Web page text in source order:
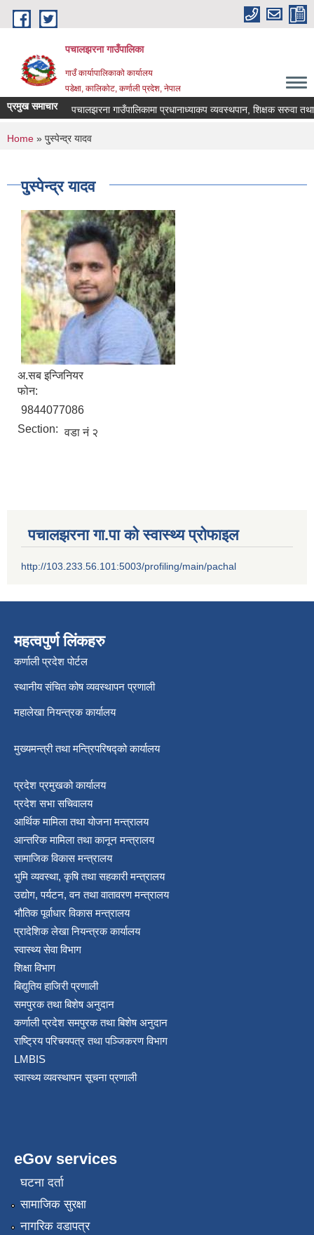
Skip to main content
पचालझरना गाउँपालिका
गाउँ कार्यापालिकाको कार्यालय
पडेक्षा, कालिकोट, कर्णाली प्रदेश, नेपाल
प्रमुख समाचार पचालझरना गाउँपालिकामा प्रधानाध्याकप व्यवस्थपान, शिक्षक सरुवा तथा
You are here
Home » पु्स्पेन्द्र यादव
पु्स्पेन्द्र यादव
अ.सब इन्जिनियर
फोन:
9844077086
Section: वडा नं २
पचालझरना गा.पा को स्वास्थ्य प्रोफाइल
http://103.233.56.101:5003/profiling/main/pachal
महत्वपुर्ण लिंकहरु
कर्णाली प्रदेश पोर्टल
स्थानीय संचित कोष व्यवस्थापन प्रणाली
महालेखा नियन्त्रक कार्यालय
मुख्यमन्त्री तथा मन्त्रिपरिषद्को कार्यालय
प्रदेश प्रमुखको कार्यालय
प्रदेश सभा सचिवालय
आर्थिक मामिला तथा योजना मन्त्रालय
आन्तरिक मामिला तथा कानून मन्त्रालय
सामाजिक विकास मन्त्रालय
भुमि व्यवस्था, कृषि तथा सहकारी मन्त्रालय
उद्योग, पर्यटन, वन तथा वातावरण मन्त्रालय
भौतिक पूर्वाधार विकास मन्त्रालय
प्रादेशिक लेखा नियन्त्रक कार्यालय
स्वास्थ्य सेवा विभाग
शिक्षा विभाग
बिद्युतिय हाजिरी प्रणाली
समपुरक तथा बिशेष अनुदान
कर्णाली प्रदेश समपुरक तथा बिशेष अनुदान
राष्ट्रिय परिचयपत्र तथा पञ्जिकरण विभाग
LMBIS
स्वास्थ्य व्यवस्थापन सूचना प्रणाली
eGov services
घटना दर्ता
सामाजिक सुरक्षा
नागरिक वडापत्र